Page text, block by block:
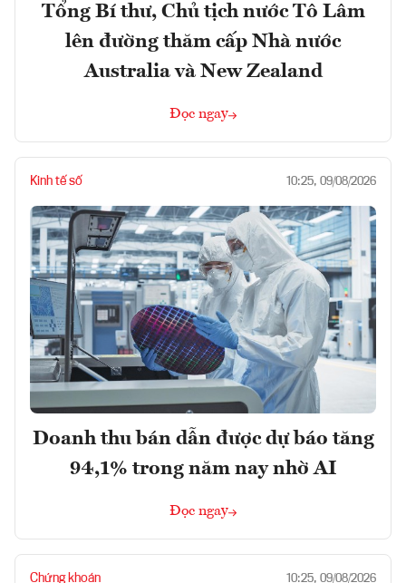
Tổng Bí thư, Chủ tịch nước Tô Lâm
lên đường thăm cấp Nhà nước
Australia và New Zealand
Đọc ngay
Kinh tế số 10:25, 09/08/2026
Doanh thu bán dẫn được dự báo tăng
94,1% trong năm nay nhờ AI
Đọc ngay
Chứng khoán 10:25, 09/08/2026